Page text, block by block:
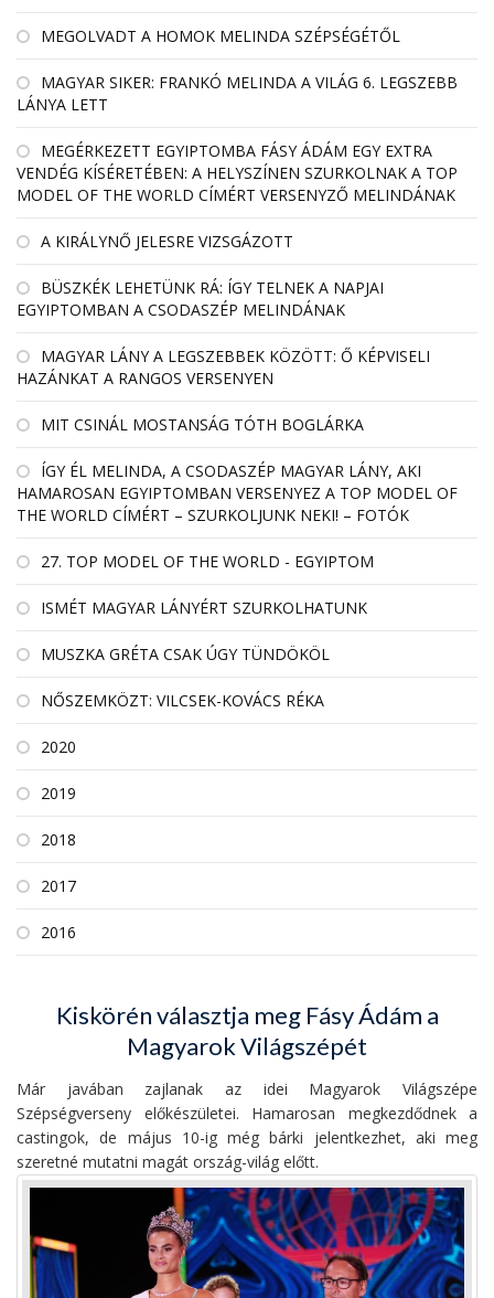
MEGOLVADT A HOMOK MELINDA SZÉPSÉGÉTŐL
MAGYAR SIKER: FRANKÓ MELINDA A VILÁG 6. LEGSZEBB
LÁNYA LETT
MEGÉRKEZETT EGYIPTOMBA FÁSY ÁDÁM EGY EXTRA
VENDÉG KÍSÉRETÉBEN: A HELYSZÍNEN SZURKOLNAK A TOP
MODEL OF THE WORLD CÍMÉRT VERSENYZŐ MELINDÁNAK
A KIRÁLYNŐ JELESRE VIZSGÁZOTT
BÜSZKÉK LEHETÜNK RÁ: ÍGY TELNEK A NAPJAI
EGYIPTOMBAN A CSODASZÉP MELINDÁNAK
MAGYAR LÁNY A LEGSZEBBEK KÖZÖTT: Ő KÉPVISELI
HAZÁNKAT A RANGOS VERSENYEN
MIT CSINÁL MOSTANSÁG TÓTH BOGLÁRKA
ÍGY ÉL MELINDA, A CSODASZÉP MAGYAR LÁNY, AKI
HAMAROSAN EGYIPTOMBAN VERSENYEZ A TOP MODEL OF
THE WORLD CÍMÉRT – SZURKOLJUNK NEKI! – FOTÓK
27. TOP MODEL OF THE WORLD - EGYIPTOM
ISMÉT MAGYAR LÁNYÉRT SZURKOLHATUNK
MUSZKA GRÉTA CSAK ÚGY TÜNDÖKÖL
NŐSZEMKÖZT: VILCSEK-KOVÁCS RÉKA
2020
2019
2018
2017
2016
Kiskörén választja meg Fásy Ádám a
Magyarok Világszépét
Már javában zajlanak az idei Magyarok Világszépe
Szépségverseny előkészületei. Hamarosan megkezdődnek a
castingok, de május 10-ig még bárki jelentkezhet, aki meg
szeretné mutatni magát ország-világ előtt.